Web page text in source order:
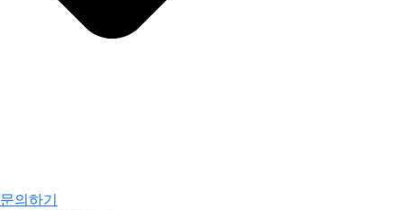
문의하기